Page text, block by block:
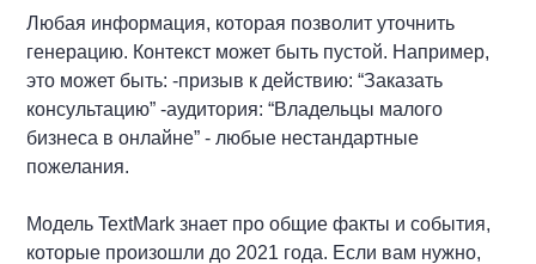
Любая информация, которая позволит уточнить
генерацию. Контекст может быть пустой. Например,
это может быть: -призыв к действию: “Заказать
консультацию” -аудитория: “Владельцы малого
бизнеса в онлайне” - любые нестандартные
пожелания.
Модель TextMark знает про общие факты и события,
которые произошли до 2021 года. Если вам нужно,